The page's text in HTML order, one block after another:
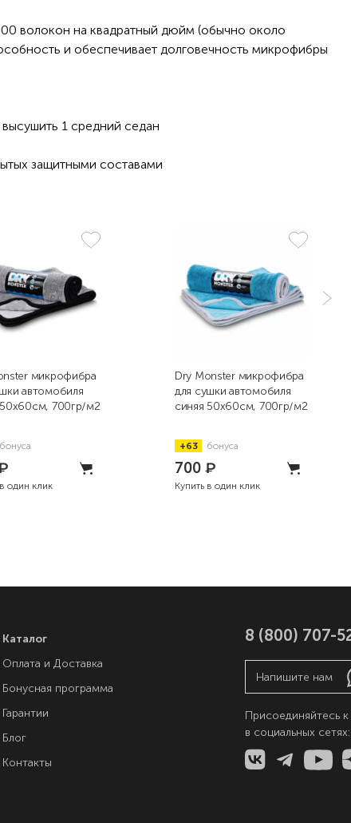
волокон на квадратный дюйм (обычно около
и обеспечивает долговечность микрофибры
1 средний седан
защитными составами
микрофибра
автомобиля
700гр/м2
бонуса
один клик
Dry Monster микрофибра
для сушки автомобиля
синяя 50х60см, 700гр/м2
+63 бонуса
700 ₽
Купить в один клик
Каталог
Оплата и Доставка
Бонусная программа
Гарантии
Блог
Контакты
8 (800) 707-
Напишите нам
Присоединяйтесь
в социальных сетях: